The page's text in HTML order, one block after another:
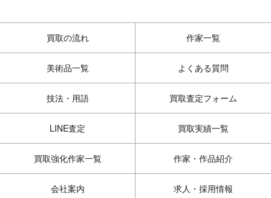
買取の流れ 作家一覧
美術品一覧 よくある質問
技法・用語 買取査定フォーム
LINE査定 買取実績一覧
買取強化作家一覧 作家・作品紹介
会社案内 求人・採用情報